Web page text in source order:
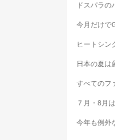
ドスパラ
今月だけで
ヒートシン
日本の夏は
すべてのフ
７月・8月
今年も例外